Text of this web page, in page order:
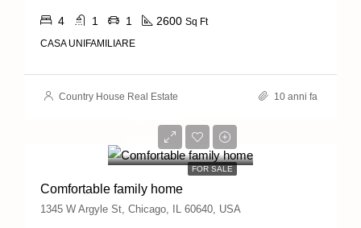
4 1 1 2600 Sq Ft
CASA UNIFAMILIARE
Country House Real Estate 10 anni fa
FOR SALE
2,300€/sq ft
Comfortable family home
1345 W Argyle St, Chicago, IL 60640, USA